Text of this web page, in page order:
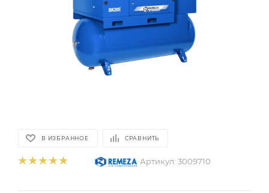
В ИЗБРАННОЕ СРАВНИТЬ
Артикул: 3009710